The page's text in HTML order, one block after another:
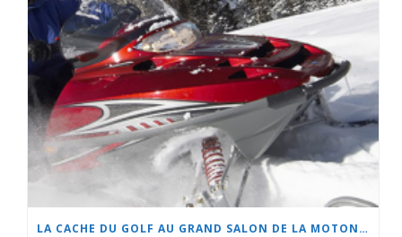
LA CACHE DU GOLF AU GRAND SALON DE LA MOTONEIGE ET DU QUAD